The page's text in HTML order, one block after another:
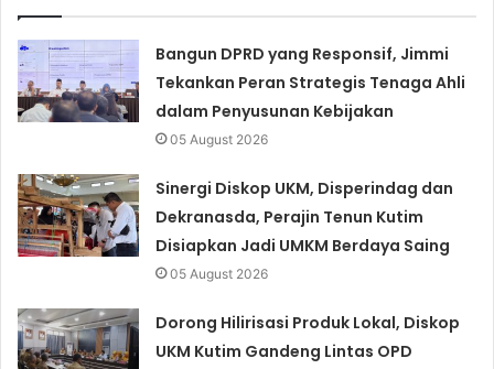
Bangun DPRD yang Responsif, Jimmi
Tekankan Peran Strategis Tenaga Ahli
dalam Penyusunan Kebijakan
05 August 2026
Sinergi Diskop UKM, Disperindag dan
Dekranasda, Perajin Tenun Kutim
Disiapkan Jadi UMKM Berdaya Saing
05 August 2026
Dorong Hilirisasi Produk Lokal, Diskop
UKM Kutim Gandeng Lintas OPD